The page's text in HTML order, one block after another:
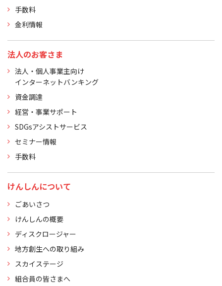
手数料
金利情報
法人のお客さま
法人・個人事業主向け
インターネットバンキング
資金調達
経営・事業サポート
SDGsアシストサービス
セミナー情報
手数料
けんしんについて
ごあいさつ
けんしんの概要
ディスクロージャー
地方創生への取り組み
スカイステージ
組合員の皆さまへ